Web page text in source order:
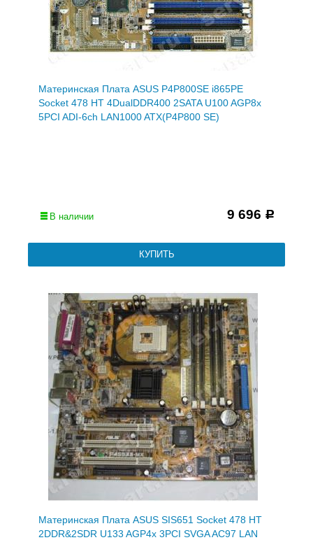
Материнская Плата ASUS P4P800SE i865PE
Socket 478 HT 4DualDDR400 2SATA U100 AGP8x
5PCI ADI-6ch LAN1000 ATX(P4P800 SE)
В наличии 9 696 Р
Материнская Плата ASUS SIS651 Socket 478 HT
2DDR&2SDR U133 AGP4x 3PCI SVGA AC97 LAN